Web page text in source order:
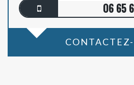
06 65